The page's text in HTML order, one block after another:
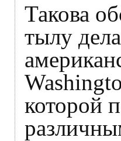
Такова
тылу
которой